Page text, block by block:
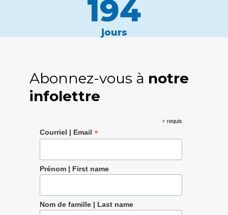
194
jours
Abonnez-vous à notre
infolettre
* requis
Courriel | Email *
Prénom | First name
Nom de famille | Last name